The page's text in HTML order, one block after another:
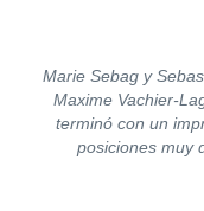
Marie Sebag y
Maxime Vachier-
terminó con un
posiciones muy